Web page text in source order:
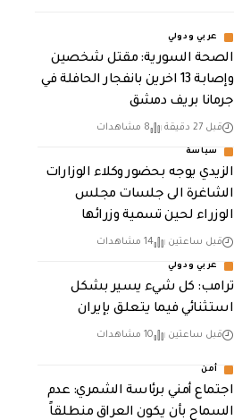
عربي ودولي
الصحة السورية: مقتل شخصين
وإصابة 13 اخرين بانفجار الحافلة في
جرمانا بريف دمشق
قبل 27 دقيقة 8 مشاهدات
سياسة
الزيدي يوجه بحضور وكلاء الوزارات
الشاغرة الى جلسات مجلس
الوزراء لحين تسمية وزرائها
قبل ساعتين 14 مشاهدات
عربي ودولي
ترامب: كل شيء يسير بشكل
استثنائي فيما يتعلق بإيران
قبل ساعتين 10 مشاهدات
أمن
اجتماع أمني برئاسة الشمري: عدم
السماح بأن يكون العراق منطلقاً